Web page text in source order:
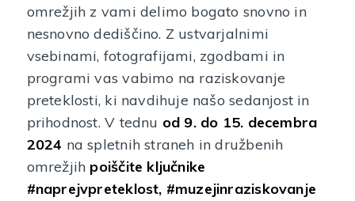
omrežjih z vami delimo bogato snovno in
nesnovno dediščino. Z ustvarjalnimi
vsebinami, fotografijami, zgodbami in
programi vas vabimo na raziskovanje
preteklosti, ki navdihuje našo sedanjost in
prihodnost. V tednu od 9. do 15. decembra
2024 na spletnih straneh in družbenih
omrežjih poiščite ključnike
#naprejvpreteklost, #muzejinraziskovanje